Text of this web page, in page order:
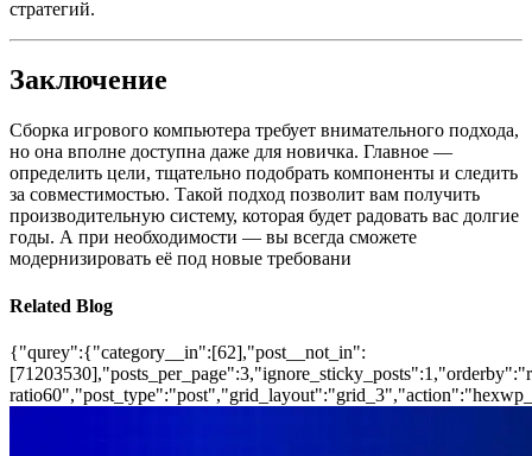
стратегий.
Заключение
Сборка игрового компьютера требует внимательного подхода,
но она вполне доступна даже для новичка. Главное —
определить цели, тщательно подобрать компоненты и следить
за совместимостью. Такой подход позволит вам получить
производительную систему, которая будет радовать вас долгие
годы. А при необходимости — вы всегда сможете
модернизировать её под новые требовани
Related Blog
{"qurey":{"category__in":[62],"post__not_in":